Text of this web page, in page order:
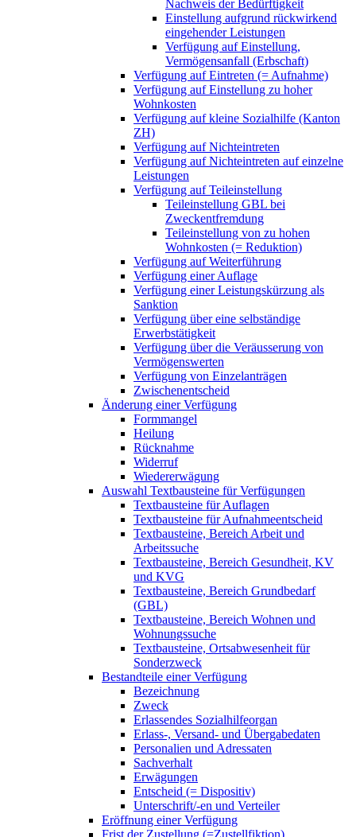
Nachweis der Bedürftigkeit
Einstellung aufgrund rückwirkend
eingehender Leistungen
Verfügung auf Einstellung,
Vermögensanfall (Erbschaft)
Verfügung auf Eintreten (= Aufnahme)
Verfügung auf Einstellung zu hoher
Wohnkosten
Verfügung auf kleine Sozialhilfe (Kanton
ZH)
Verfügung auf Nichteintreten
Verfügung auf Nichteintreten auf einzelne
Leistungen
Verfügung auf Teileinstellung
Teileinstellung GBL bei
Zweckentfremdung
Teileinstellung von zu hohen
Wohnkosten (= Reduktion)
Verfügung auf Weiterführung
Verfügung einer Auflage
Verfügung einer Leistungskürzung als
Sanktion
Verfügung über eine selbständige
Erwerbstätigkeit
Verfügung über die Veräusserung von
Vermögenswerten
Verfügung von Einzelanträgen
Zwischenentscheid
Änderung einer Verfügung
Formmangel
Heilung
Rücknahme
Widerruf
Wiedererwägung
Auswahl Textbausteine für Verfügungen
Textbausteine für Auflagen
Textbausteine für Aufnahmeentscheid
Textbausteine, Bereich Arbeit und
Arbeitssuche
Textbausteine, Bereich Gesundheit, KV
und KVG
Textbausteine, Bereich Grundbedarf
(GBL)
Textbausteine, Bereich Wohnen und
Wohnungssuche
Textbausteine, Ortsabwesenheit für
Sonderzweck
Bestandteile einer Verfügung
Bezeichnung
Zweck
Erlassendes Sozialhilfeorgan
Erlass-, Versand- und Übergabedaten
Personalien und Adressaten
Sachverhalt
Erwägungen
Entscheid (= Dispositiv)
Unterschrift/-en und Verteiler
Eröffnung einer Verfügung
Frist der Zustellung (=Zustellfiktion)